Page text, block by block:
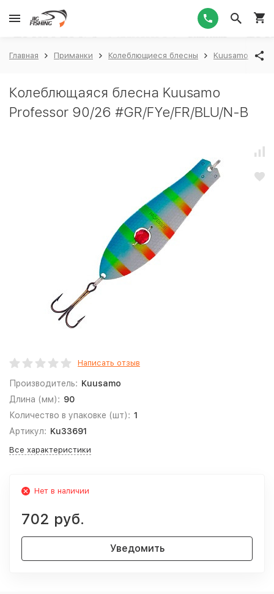
Главная Приманки Колеблющиеся блесны Kuusamo
Колеблющаяся блесна Kuusamo
Professor 90/26 #GR/FYe/FR/BLU/N-B
Написать отзыв
Производитель: Kuusamo
Длина (мм): 90
Количество в упаковке (шт): 1
Артикул: Ku33691
Все характеристики
Нет в наличии
702 руб.
Уведомить